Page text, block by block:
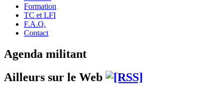
Formation
TC et LFI
F.A.Q.
Contact
Agenda militant
Ailleurs sur le Web